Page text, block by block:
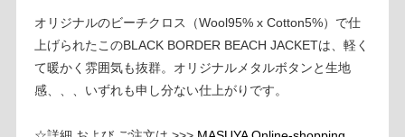
オリジナルのビーチクロス（Wool95% x Cotton5%）で仕
上げられたこのBLACK BORDER BEACH JACKETは、軽く
て暖かく雰囲気も抜群。オリジナルメタルボタンと生地
感、、、いずれも申し分ない仕上がりです。